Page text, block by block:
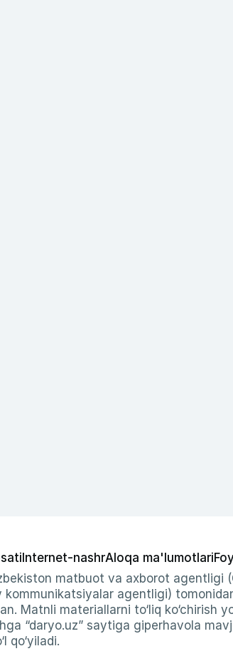
Internet-nashrAloqa ma'lumotlari
matbuot va axborot agentligi
agentligi)
Matnli materiallarni to‘liq
“daryo.uz” saytiga giperhavola
qo‘yiladi.